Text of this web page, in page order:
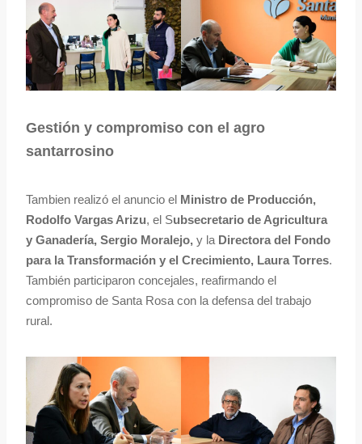
Gestión y compromiso con el agro
santarrosino
Tambien realizó el anuncio el Ministro de Producción,
Rodolfo Vargas Arizu, el Subsecretario de Agricultura
y Ganadería, Sergio Moralejo, y la Directora del Fondo
para la Transformación y el Crecimiento, Laura Torres.
También participaron concejales, reafirmando el
compromiso de Santa Rosa con la defensa del trabajo
rural.